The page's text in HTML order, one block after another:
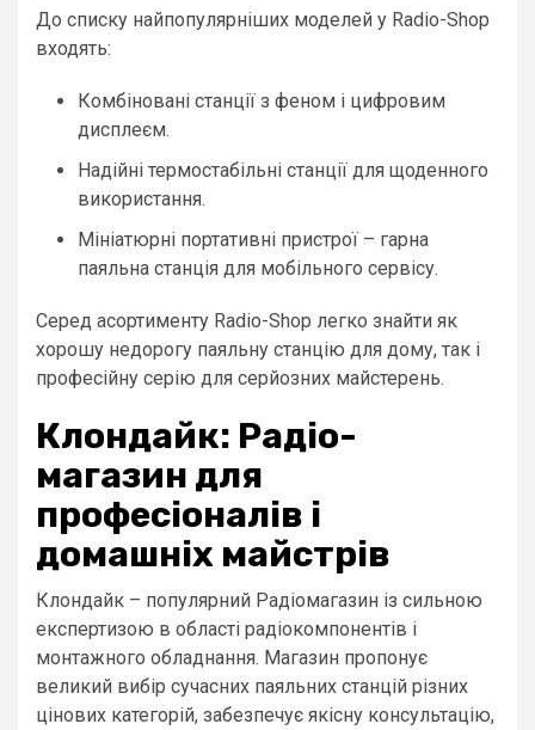
До списку найпопулярніших моделей у Radio-Shop
входять:
Комбіновані станції з феном і цифровим
дисплеєм.
Надійні термостабільні станції для щоденного
використання.
Мініатюрні портативні пристрої – гарна
паяльна станція для мобільного сервісу.
Серед асортименту Radio-Shop легко знайти як
хорошу недорогу паяльну станцію для дому, так і
професійну серію для серйозних майстерень.
Клондайк: Радіо-
магазин для
професіоналів і
домашніх майстрів
Клондайк – популярний Радіомагазин із сильною
експертизою в області радіокомпонентів і
монтажного обладнання. Магазин пропонує
великий вибір сучасних паяльних станцій різних
цінових категорій, забезпечує якісну консультацію,